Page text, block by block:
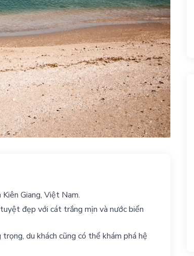
Giang, Việt Nam.
đẹp với cát trắng mịn và nước biển
du khách cũng có thể khám phá hệ